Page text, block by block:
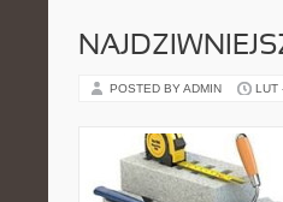
POSTED BY ADMIN LUT